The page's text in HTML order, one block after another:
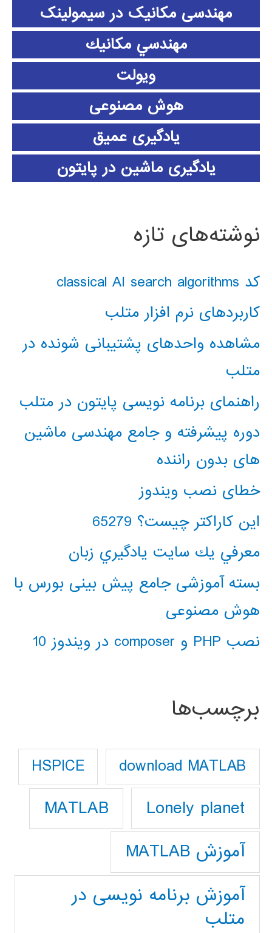
مهندسی مکانیک در سیمولینک
مهندسي مكانيك
ویولت
هوش مصنوعی
یادگیری عمیق
یادگیری ماشین در پایتون
نوشته‌های تازه
کد classical AI search algorithms
کاربردهای نرم افزار متلب
مشاهده واحدهای پشتیبانی شونده در
متلب
راهنمای برنامه نویسی پایتون در متلب
دوره پیشرفته و جامع مهندسی ماشین
های بدون راننده
خطای نصب ویندوز
این کاراکتر چیست؟ 65279
معرفي يك سايت يادگيري زبان
بسته آموزشی جامع پیش بینی بورس با
هوش مصنوعی
نصب PHP و composer در ویندوز 10
برچسب‌ها
download MATLAB
HSPICE
Lonely planet
MATLAB
آموزش MATLAB
آموزش برنامه نویسی در
متلب